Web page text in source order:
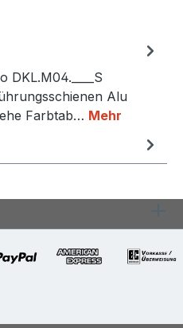
DKL.M04.____S
Alu
Farbtab… Mehr